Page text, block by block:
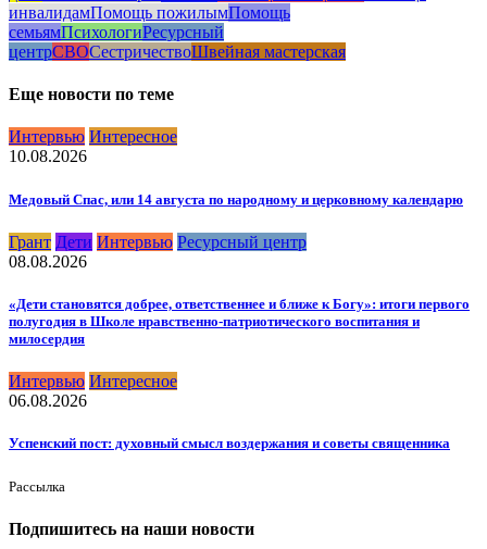
инвалидамПомощь пожилымПомощь
семьямПсихологиРесурсный
центрСВОСестричествоШвейная мастерская
Еще новости по теме
Интервью Интересное
10.08.2026
Медовый Спас, или 14 августа по народному и церковному календарю
Грант Дети Интервью Ресурсный центр
08.08.2026
«Дети становятся добрее, ответственнее и ближе к Богу»: итоги первого
полугодия в Школе нравственно-патриотического воспитания и
милосердия
Интервью Интересное
06.08.2026
Успенский пост: духовный смысл воздержания и советы священника
Рассылка
Подпишитесь на наши новости